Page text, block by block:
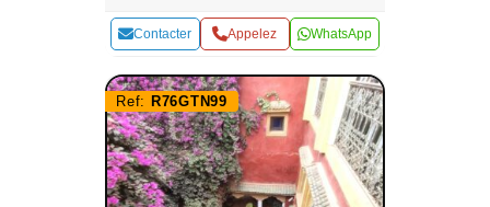
Contacter Appelez WhatsApp
Ref: R76GTN99